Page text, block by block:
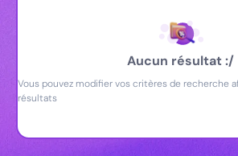
Aucun résultat :/
Vous pouvez modifier vos critères de recherche
résultats